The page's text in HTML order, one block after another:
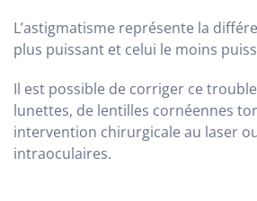
L’astigmatisme représente la
plus puissant et celui le moins
Il est possible de corriger ce trouble
lunettes, de lentilles cornéennes
intervention chirurgicale au laser
intraoculaires.